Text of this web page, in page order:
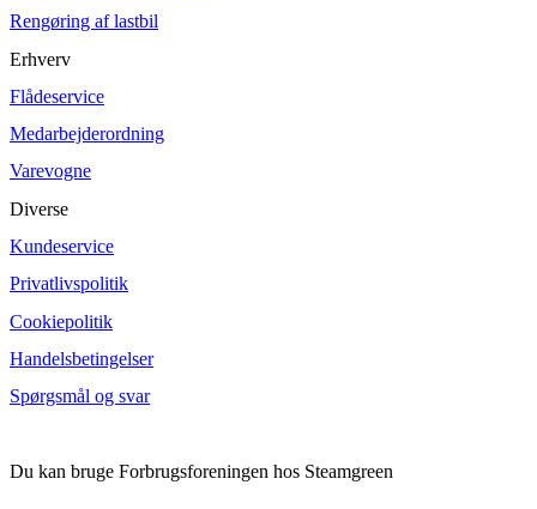
Rengøring af lastbil
Erhverv
Flådeservice
Medarbejderordning
Varevogne
Diverse
Kundeservice
Privatlivspolitik
Cookiepolitik
Handelsbetingelser
Spørgsmål og svar
Du kan bruge Forbrugsforeningen hos Steamgreen